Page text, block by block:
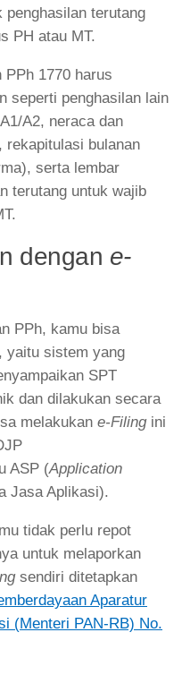
penghasilan terutang
PH atau MT.
PPh 1770 harus
seperti penghasilan lain
A2, neraca dan
rekapitulasi bulanan
serta lembar
terutang untuk wajib
dengan e-
PPh, kamu bisa
yaitu sistem yang
SPT
dan dilakukan secara
melakukan e-Filingini
ASP (Application
Jasa Aplikasi).
tidak perlu repot
untuk melaporkan
sendiri ditetapkan
Aparatur
(Menteri PAN-RB) No.